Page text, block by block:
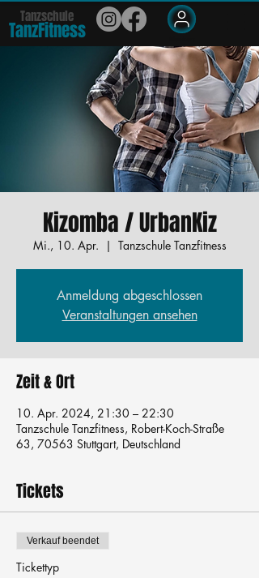
Tanzschule
TanzFitness
Kizomba / UrbanKiz
Mi., 10. Apr.
  |
Tanzschule Tanzfitness
Anmeldung abgeschlossen
Veranstaltungen ansehen
Zeit & Ort
10. Apr. 2024, 21:30 – 22:30
Tanzschule Tanzfitness, Robert-Koch-Straße
63, 70563 Stuttgart, Deutschland
Tickets
Verkauf beendet
Tickettyp